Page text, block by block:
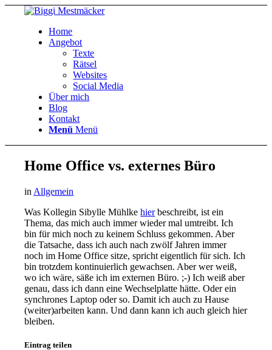
Home
Angebot
Texte
Rätsel
Websites
Social Media
Über mich
Blog
Kontakt
Menü Menü
Home Office vs. externes Büro
in Allgemein
Was Kollegin Sibylle Mühlkehierbeschreibt, ist ein
Thema, das mich auch immer wieder mal umtreibt. Ich
bin für mich noch zu keinem Schluss gekommen. Aber
die Tatsache, dass ich auch nach zwölf Jahren immer
noch im Home Office sitze, spricht eigentlich für sich. Ich
bin trotzdem kontinuierlich gewachsen. Aber wer weiß,
wo ich wäre, säße ich im externen Büro. ;-) Ich weiß aber
genau, dass ich dann eine Wechselplatte hätte. Oder ein
synchrones Laptop oder so. Damit ich auch zu Hause
(weiter)arbeiten kann. Und dann kann ich auch gleich hier
bleiben.
Eintrag teilen